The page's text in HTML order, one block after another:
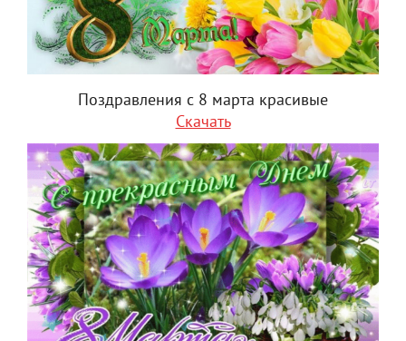
Поздравления с 8 марта красивые
Скачать